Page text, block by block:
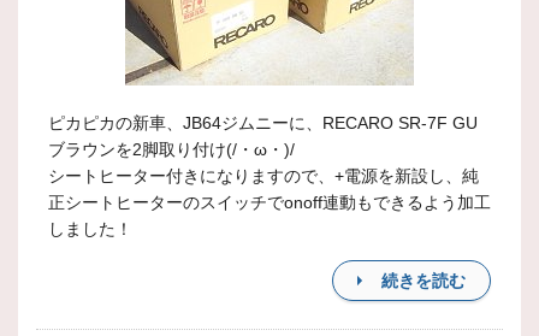
ピカピカの新車、JB64ジムニーに、RECARO SR-7F GU
ブラウンを2脚取り付け(/・ω・)/
シートヒーター付きになりますので、+電源を新設し、純
正シートヒーターのスイッチでonoff連動もできるよう加工
しました！
続きを読む